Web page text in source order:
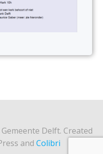
Delft. Created
and Colibri